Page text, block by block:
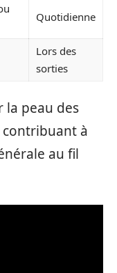
Quotidienne
Lors des
sorties
la peau des
à
au fil